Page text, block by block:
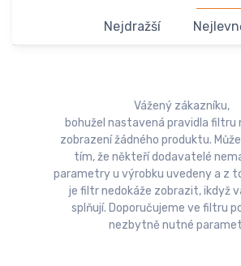
Nejdražší
Vážený zákazníku,
bohužel nastavená pravidla filtru
zobrazení žádného produktu.
tím, že někteří dodavatelé
parametry u výrobku uvedeny a z
je filtr nedokáže zobrazit, ikdyž
splňují. Doporučujeme ve filtru
nezbytně nutné